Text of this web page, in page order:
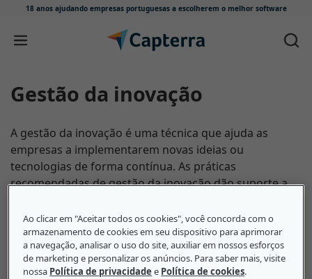
18 anos ajudando empresas portuguesas a escolherem o melhor software
Skip to content
Gestão da inovação
A gestão da inovação é uma técnica que ajuda as
empresas a implementarem novas ideias ou
tecnologias de forma contínua. As práticas
recomendadas de gestão da inovação dão suporte a
a implementar novas ideias ou tecnologias. No
primeiro estágio, as empresas discutem e planejam as
ações necessárias para executar uma ideia ou
tecnologia até o estágio de implementação final. Esse
Ao clicar em "Aceitar todos os cookies", você concorda com o
armazenamento de cookies em seu dispositivo para aprimorar
a navegação, analisar o uso do site, auxiliar em nossos esforços
de marketing e personalizar os anúncios. Para saber mais, visite
nossa Política de privacidade e Política de cookies.